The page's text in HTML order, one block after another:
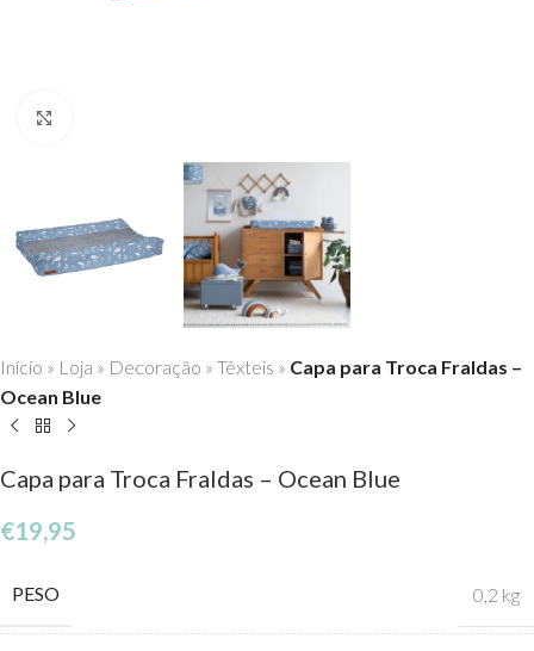
Início » Loja » Decoração » Têxteis » Capa para Troca Fraldas –
Ocean Blue
Capa para Troca Fraldas – Ocean Blue
€19,95
PESO 0,2 kg